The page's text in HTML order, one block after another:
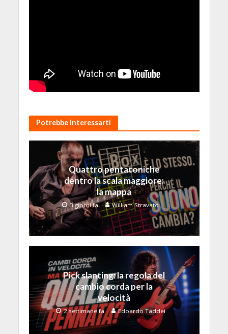
Potrebbe Interessarti
Quattro pentatoniche
dentro la scala maggiore:
la mappa
3 giorni fa William Stravato
Pick slanting: la regola del
cambio corda per la
velocità
2 settimane fa Edoardo Taddei